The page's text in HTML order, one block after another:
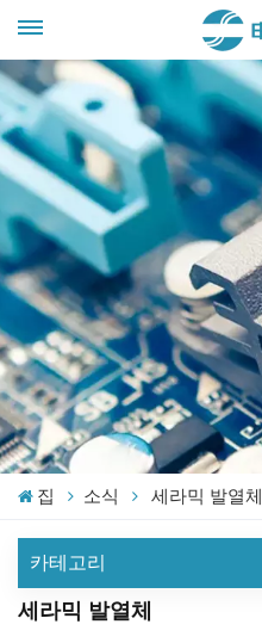
집 소식 세라믹 발열체
카테고리
세라믹 발열체